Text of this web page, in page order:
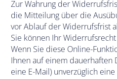
Zur Wahrung der
die Mitteilung über die
vor Ablauf der Widerrufsfrist
Sie können Ihr
Wenn Sie diese Online-
Ihnen auf einem dauerhaften
eine E-Mail) unverzüglich